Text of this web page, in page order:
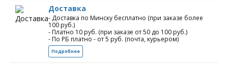
Доставка
- Доставка по Минску бесплатно (при заказе более
100 руб.)
- Платно 10 руб. (при заказе от 50 до 100 руб.)
- По РБ платно - от 5 руб. (почта, курьером)
Подробнее